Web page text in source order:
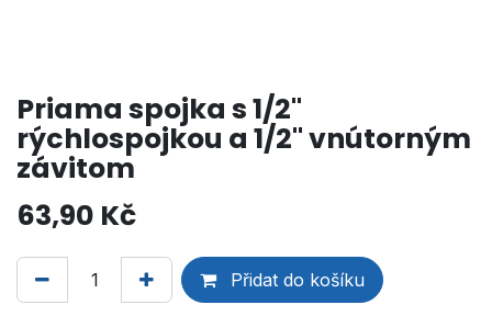
Priama spojka s 1/2"
rýchlospojkou a 1/2" vnútorným
závitom
63,90 Kč
Přidat do košíku